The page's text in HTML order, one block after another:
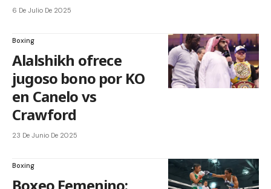
6 De Julio De 2025
Boxing
Alalshikh ofrece
jugoso bono por KO
en Canelo vs
Crawford
23 De Junio De 2025
Boxing